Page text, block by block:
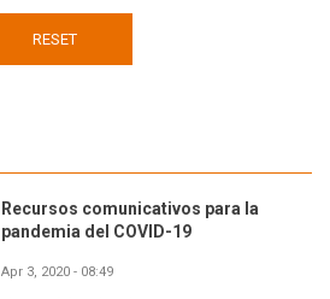
Recursos comunicativos para la
pandemia del COVID-19
Apr 3, 2020 - 08:49